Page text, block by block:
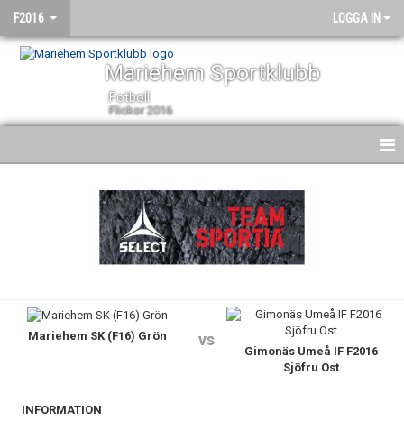
F2016 LOGGA IN
Mariehem Sportklubb
Fotboll
Flickor 2016
TRUPPEN
DOKUMENT
Mariehem SK (F16) Grön vs
Gimonäs Umeå IF F2016
Sjöfru Öst
INFORMATION